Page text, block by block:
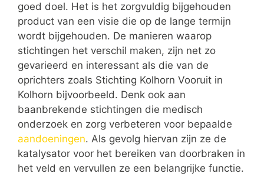
goed doel. Het is het zorgvuldig bijgehouden
product van een visie die op de lange termijn
wordt bijgehouden. De manieren waarop
stichtingen het verschil maken, zijn net zo
gevarieerd en interessant als die van de
oprichters zoals Stichting Kolhorn Vooruit in
Kolhorn bijvoorbeeld. Denk ook aan
baanbrekende stichtingen die medisch
onderzoek en zorg verbeteren voor bepaalde
aandoeningen. Als gevolg hiervan zijn ze de
katalysator voor het bereiken van doorbraken in
het veld en vervullen ze een belangrijke functie.